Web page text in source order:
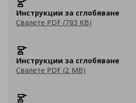
Инструкции за сглобяване
Свалете PDF (783 KB)
Инструкции за сглобяване
Свалете PDF (2 MB)